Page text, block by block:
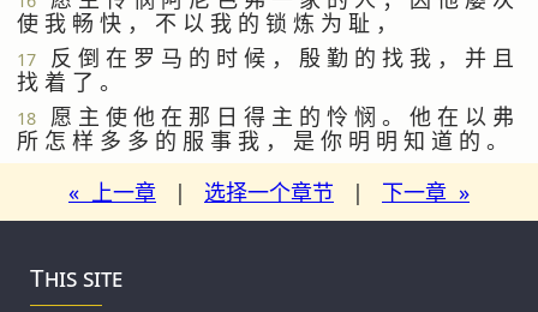
使 我 畅 快 ， 不 以 我 的 锁 炼 为 耻 ，
17
反 倒 在 罗 马 的 时 候 ， 殷 勤 的 找 我 ， 并 且
找 着 了 。
18
愿 主 使 他 在 那 日 得 主 的 怜 悯 。 他 在 以 弗
所 怎 样 多 多 的 服 事 我 ， 是 你 明 明 知 道 的 。
« 上一章 | 选择一个章节 | 下一章 »
This site